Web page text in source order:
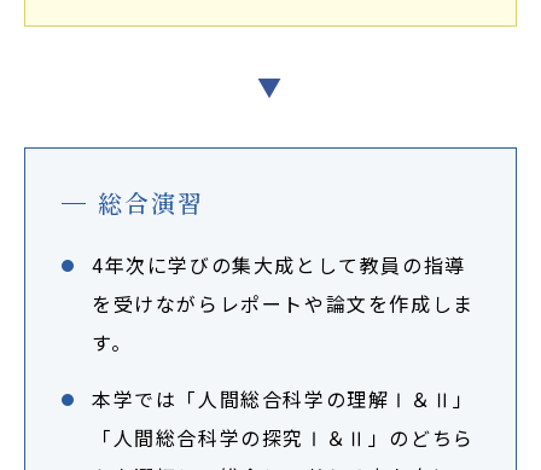
▼
総合演習
4年次に学びの集大成として教員の指導
を受けながらレポートや論文を作成しま
す。
本学では「人間総合科学の理解Ⅰ＆Ⅱ」
「人間総合科学の探究Ⅰ＆Ⅱ」のどちら